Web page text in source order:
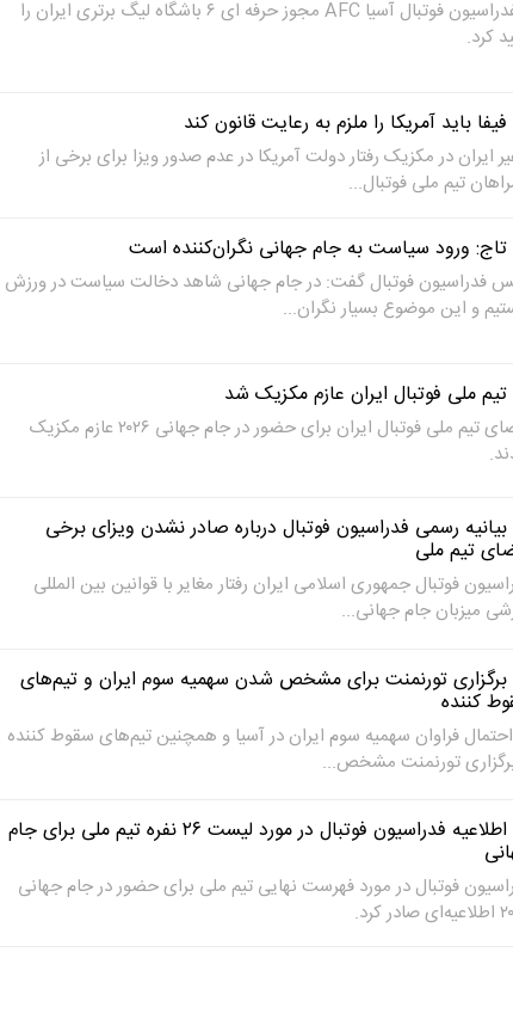
کنفدراسیون فوتبال آسیا AFC مجوز حرفه ای ۶ باشگاه لیگ برتری ایران را
کرد.
فیفا باید آمریکا را ملزم به رعایت قانون کند
ایران در مکزیک رفتار دولت آمریکا در عدم صدور ویزا برای برخی از
تیم ملی فوتبال...
تاج: ورود سیاست به جام جهانی نگران‌کننده است
فدراسیون فوتبال گفت: در جام جهانی شاهد دخالت سیاست در ورزش
و این موضوع بسیار نگران...
تیم ملی فوتبال ایران عازم مکزیک شد
اعضای تیم ملی فوتبال ایران برای حضور در جام جهانی ۲۰۲۶ عازم مکزیک
بیانیه رسمی فدراسیون فوتبال درباره صادر نشدن ویزای برخی
تیم ملی
فوتبال جمهوری اسلامی ایران رفتار مغایر با قوانین بین المللی
میزبان جام جهانی...
برگزاری تورنمنت برای مشخص شدن سهمیه سوم ایران و تیم‌های
کننده
فراوان سهمیه سوم ایران در آسیا و همچنین تیم‌های سقوط کننده
تورنمنت مشخص...
اطلاعیه فدراسیون فوتبال در مورد لیست ۲۶ نفره تیم ملی برای جام
فوتبال در مورد فهرست نهایی تیم ملی برای حضور در جام جهانی
کرد.